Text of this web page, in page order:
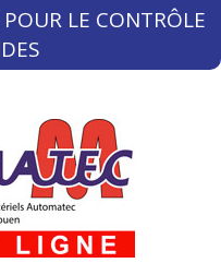
LE CONTRÔLE